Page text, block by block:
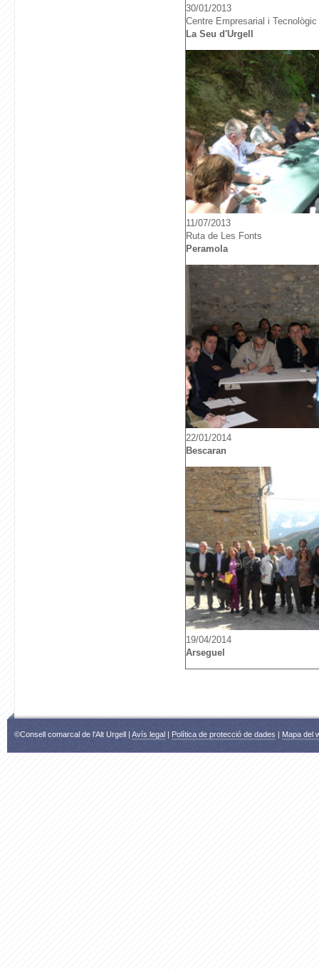
30/01/2013
Centre Empresarial i
La Seu d'Urgell
11/07/2013
Ruta de Les Fonts
Peramola
22/01/2014
Bescaran
19/04/2014
Arseguel
©Consell comarcal de l'Alt Urgell | Avís legal | Política de protecció de dades | Mapa del